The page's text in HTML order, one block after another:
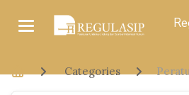
Categories